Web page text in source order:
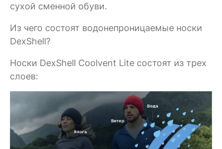
сухой сменной обуви.
Из чего состоят водонепроницаемые носки
DexShell?
Носки DexShell Coolvent Lite состоят из трех
слоев: